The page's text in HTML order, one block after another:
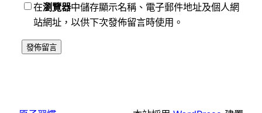
在瀏覽器中儲存顯示名稱、電子郵件地址及個人網
站網址，以供下次發佈留言時使用。